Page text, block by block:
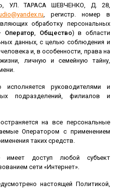
УЛ. ТАРАСА ШЕВЧЕНКО, Д. 28,
, регистр. номер в
обработку персональных
Оператор, Общество) в области
данных, с целью соблюдения и
и, в особенности, права на
личную и семейную тайну,
исполняется руководителями и
подразделений, филиалов и
на все персональные
Оператором с применением
таких средств.
имеет доступ любой субъект
сети «Интернет».
настоящей Политикой,